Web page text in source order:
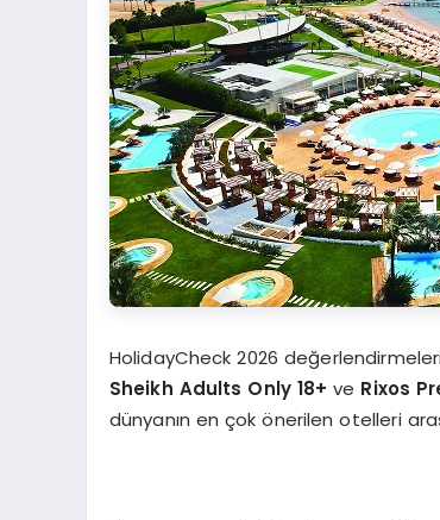
HolidayCheck 2026
Sheikh Adults Only 18+ ve Rixos
dünyanın en çok önerilen otelleri